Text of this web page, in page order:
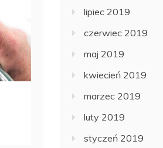
lipiec 2019
czerwiec 2019
maj 2019
kwiecień 2019
marzec 2019
luty 2019
styczeń 2019